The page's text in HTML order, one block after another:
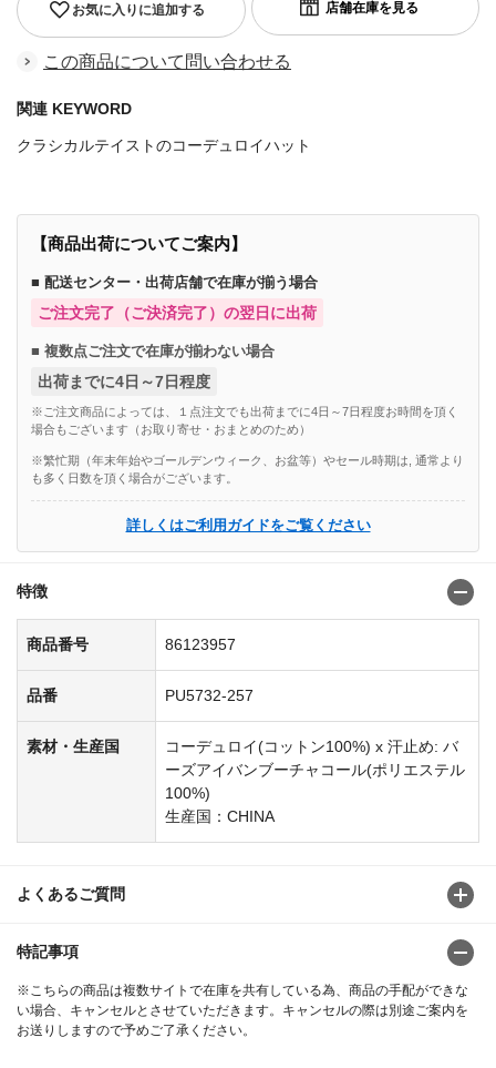
お気に入りに追加する
この商品について問い合わせる
関連 KEYWORD
クラシカルテイストのコーデュロイハット
【商品出荷についてご案内】
■ 配送センター・出荷店舗で在庫が揃う場合
ご注文完了（ご決済完了）の翌日に出荷
■ 複数点ご注文で在庫が揃わない場合
出荷までに4日～7日程度
※ご注文商品によっては、１点注文でも出荷までに4日～7日程度お時間を頂く
場合もございます（お取り寄せ・おまとめのため）
※繁忙期（年末年始やゴールデンウィーク、お盆等）やセール時期は, 通常より
も多く日数を頂く場合がございます。
詳しくはご利用ガイドをご覧ください
特徴
商品番号 86123957
品番 PU5732-257
素材・生産国
コーデュロイ(コットン100%) x 汗止め: バ
ーズアイバンブーチャコール(ポリエステル
100%)
生産国：CHINA
よくあるご質問
特記事項
※こちらの商品は複数サイトで在庫を共有している為、商品の手配ができな
い場合、キャンセルとさせていただきます。キャンセルの際は別途ご案内を
お送りしますので予めご了承ください。